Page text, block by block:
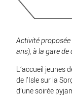
Activité proposée
ans), à la gare de
L’accueil jeunes
de l’Isle sur la
d’une soirée